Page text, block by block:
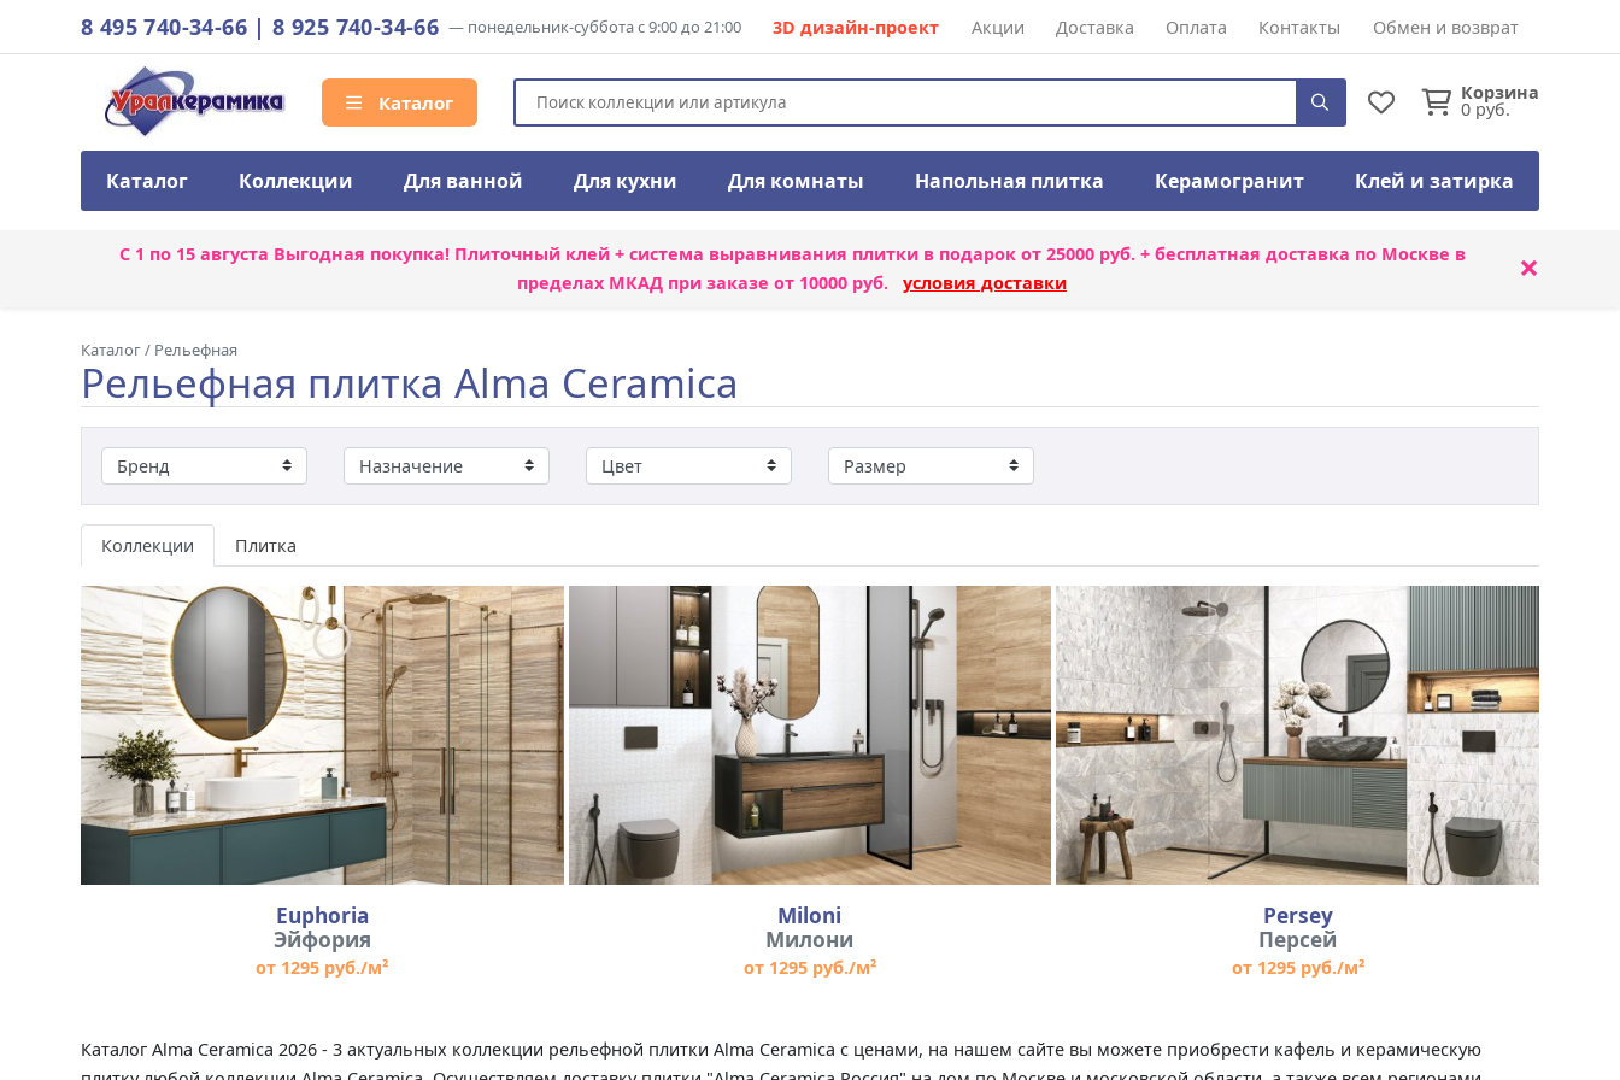
8 495 740-34-66 |8 925 740-34-66 — понедельник-суббота с 9:00 до 21:00 3D дизайн-проект Акции Доставка Оплата Контакты Обмен и возврат
Каталог Корзина
0 руб.
Каталог Коллекции Для ванной Для кухни Для комнаты Напольная плитка Керамогранит Клей и затирка
С 1 по 15 августа Выгодная покупка! Плиточный клей + система выравнивания плиткив подарок от 25000 руб. + бесплатная доставка по Москве в
пределах МКАД при заказе от 10000 руб. условия доставки ×
Каталог/ Рельефная
Рельефная плитка Alma Ceramica
Коллекции Плитка
Euphoria
Эйфория
от 1295 руб./м²
Miloni
Милони
от 1295 руб./м²
Persey
Персей
от 1295 руб./м²
Каталог Alma Ceramica 2026 - 3 актуальных коллекции рельефной плитки Alma Ceramica с ценами, на нашем сайте вы можете приобрести кафель и керамическую